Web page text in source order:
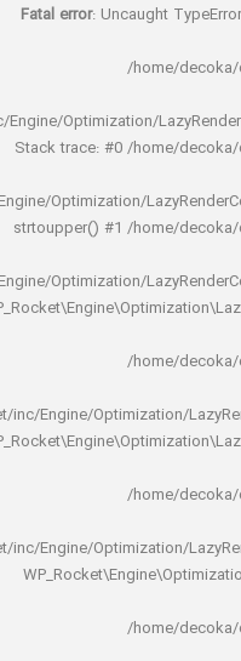
Fatal error :
/
rocket/inc/Engine/
Stack trace: #0 /
rocket/inc/Engine/Optimization/
strtoupper() #1 /
rocket/inc/Engine/Optimization/
/
rocket/inc/Engine/
/
rocket/inc/Engine/
/